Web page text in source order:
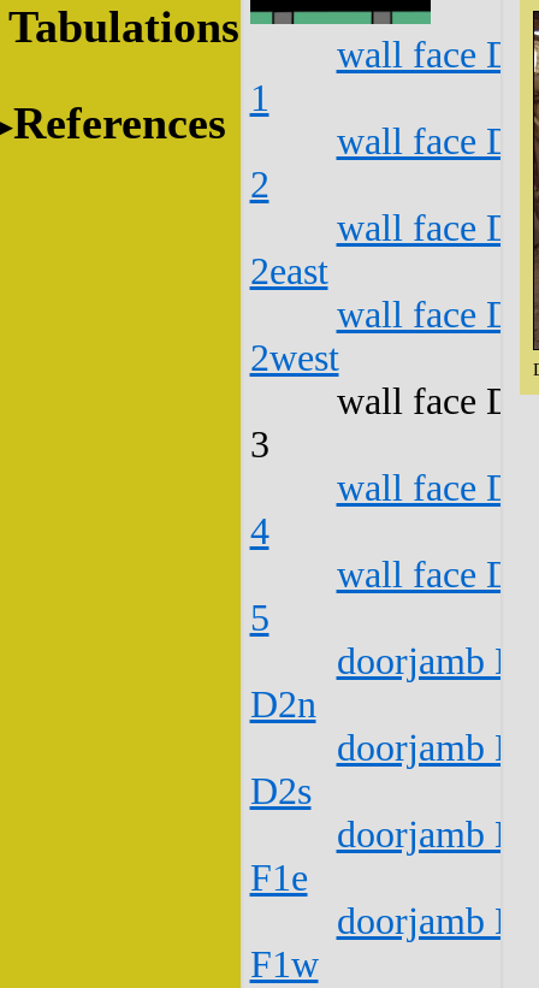
Tabulations
References
wall face
1
wall face
2
wall face
2east
wall face
2west
wall face
3
wall face
4
wall face
5
doorjamb
D2n
doorjamb
D2s
doorjamb
F1e
doorjamb
F1w